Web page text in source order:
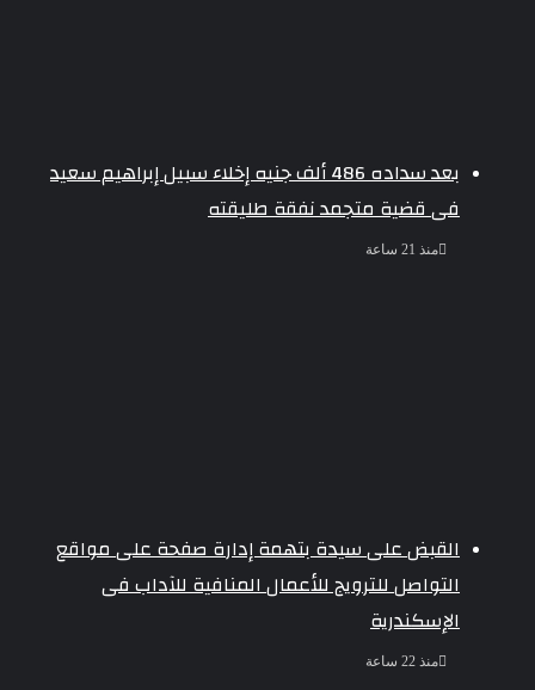
بعد سداده 486 ألف جنيه إخلاء سبيل إبراهيم سعيد
فى قضية متجمد نفقة طليقته
منذ 21 ساعة
القبض على سيدة بتهمة إدارة صفحة على مواقع
التواصل للترويج للأعمال المنافية للآداب فى
الإسكندرية
منذ 22 ساعة